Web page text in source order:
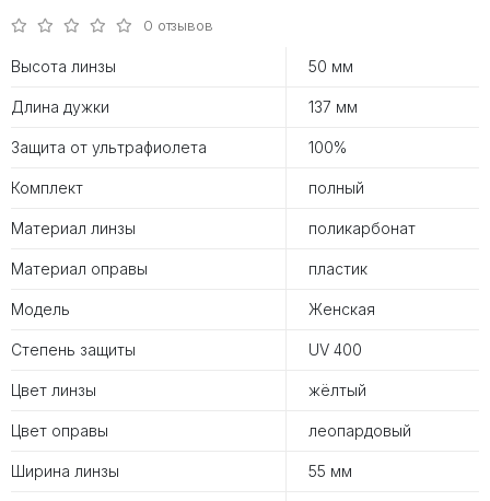
0 отзывов
Высота линзы 50 мм
Длина дужки 137 мм
Защита от ультрафиолета 100%
Комплект полный
Материал линзы поликарбонат
Материал оправы пластик
Модель Женская
Степень защиты UV 400
Цвет линзы жёлтый
Цвет оправы леопардовый
Ширина линзы 55 мм